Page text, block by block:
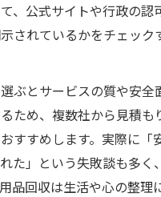
、公式サイトや行政の認
されているかをチェック
ぶとサービスの質や安全
ため、複数社から見積も
すすめします。実際に「
た」という失敗談も多く
品回収は生活や心の整理